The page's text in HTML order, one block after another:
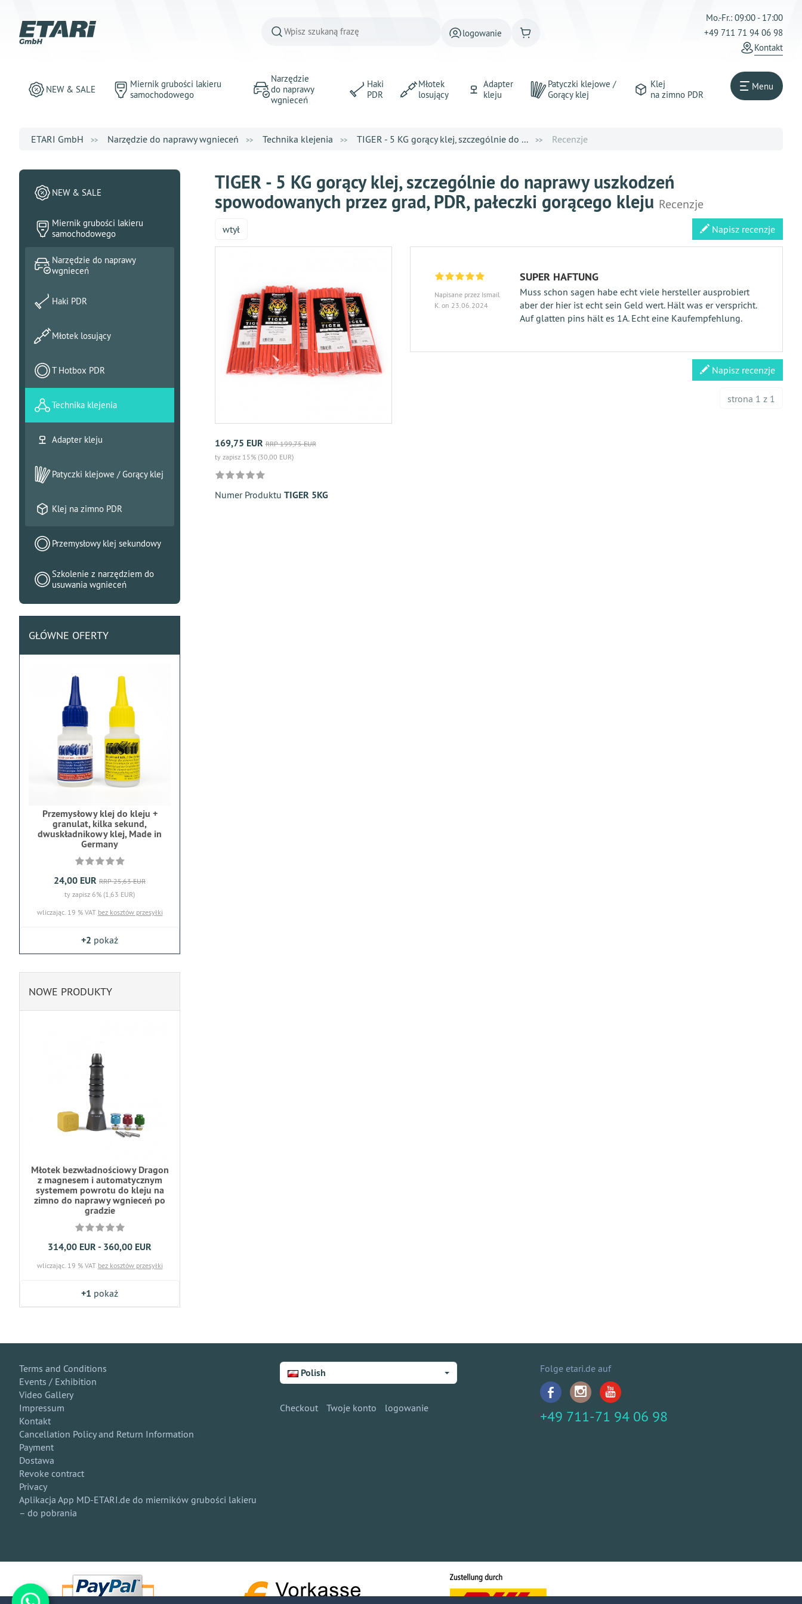
logowanie
Mo.-Fr.: 09:00 - 17:00
+49 711 71 94 06 98
Kontakt
NEW & SALE
Miernik grubości lakieru
samochodowego
Narzędzie
do naprawy
wgnieceń
Haki
PDR
Młotek
losujący
Adapter
kleju
Patyczki klejowe /
Gorący klej
Klej
na zimno PDR
Menu
ETARI GmbH Narzędzie do naprawy wgnieceń Technika klejenia TIGER - 5 KG gorący klej, szczególnie do ... Recenzje
TIGER - 5 KG gorący klej, szczególnie do naprawy uszkodzeń
spowodowanych przez grad, PDR, pałeczki gorącego kleju Recenzje
wtył
169,75 EUR RRP 199,75 EUR
ty zapisz 15% (30,00 EUR)
Numer Produktu TIGER 5KG
Napisz recenzje
Napisane przez Ismail
K. on 23.06.2024
SUPER HAFTUNG
Muss schon sagen habe echt viele hersteller ausprobiert
aber der hier ist echt sein Geld wert. Hält was er verspricht.
Auf glatten pins hält es 1A. Echt eine Kaufempfehlung.
Napisz recenzje
strona 1 z 1
NEW & SALE
Miernik grubości lakieru
samochodowego
Narzędzie do naprawy
wgnieceń
Haki PDR
Młotek losujący
T Hotbox PDR
Technika klejenia
Adapter kleju
Patyczki klejowe / Gorący klej
Klej na zimno PDR
Przemysłowy klej sekundowy
Szkolenie z narzędziem do
usuwania wgnieceń
GŁÓWNE OFERTY
Przemysłowy klej do kleju +
granulat, kilka sekund,
dwuskładnikowy klej, Made in
Germany
24,00 EUR RRP 25,63 EUR
ty zapisz 6% (1,63 EUR)
wliczając. 19 % VAT bez kosztów przesyłki
+2 pokaż
NOWE PRODUKTY
Młotek bezwładnościowy Dragon
z magnesem i automatycznym
systemem powrotu do kleju na
zimno do naprawy wgnieceń po
gradzie
314,00 EUR - 360,00 EUR
wliczając. 19 % VAT bez kosztów przesyłki
+1 pokaż
Terms and Conditions
Events / Exhibition
Video Gallery
Impressum
Kontakt
Cancellation Policy and Return Information
Payment
Dostawa
Revoke contract
Privacy
Aplikacja App MD-ETARI.de do mierników grubości lakieru
– do pobrania
Polish
Checkout Twoje konto logowanie
Folge etari.de auf
+49 711-71 94 06 98